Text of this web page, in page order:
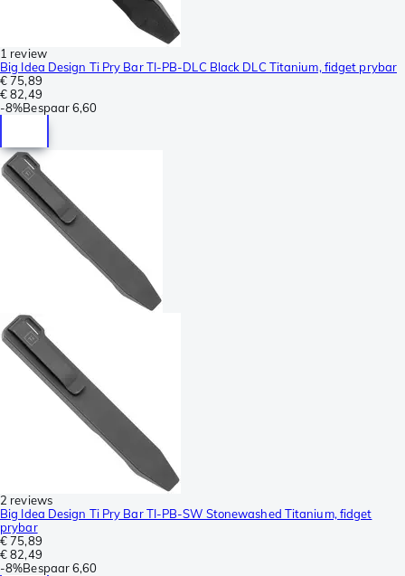
1 review
Big Idea Design Ti Pry Bar TI-PB-DLC Black DLC Titanium, fidget prybar
€ 75,89
€ 82,49
-8%Bespaar6,60
2 reviews
Big Idea Design Ti Pry Bar TI-PB-SW Stonewashed Titanium, fidget
prybar
€ 75,89
€ 82,49
-8%Bespaar6,60